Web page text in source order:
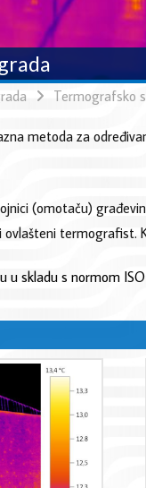
Termografsko
metoda za
(omotaču)
u skladu s normom